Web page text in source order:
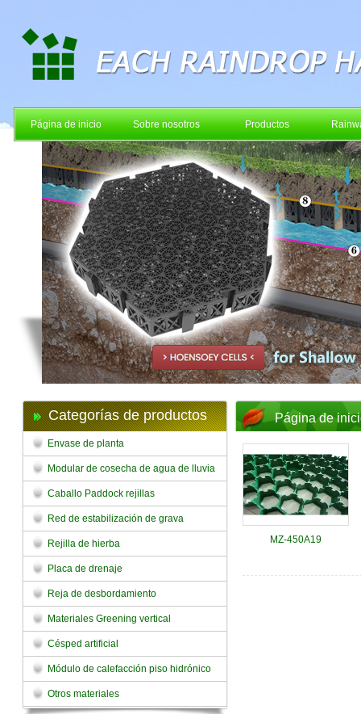
Página de inicio Sobre nosotros Productos
Categorías de productos
Envase de planta
Modular de cosecha de agua de lluvia
Caballo Paddock rejillas
Red de estabilización de grava
Rejilla de hierba
Placa de drenaje
Reja de desbordamiento
Materiales Greening vertical
Césped artificial
Módulo de calefacción piso hidrónico
Otros materiales
Página de
MZ-450A19